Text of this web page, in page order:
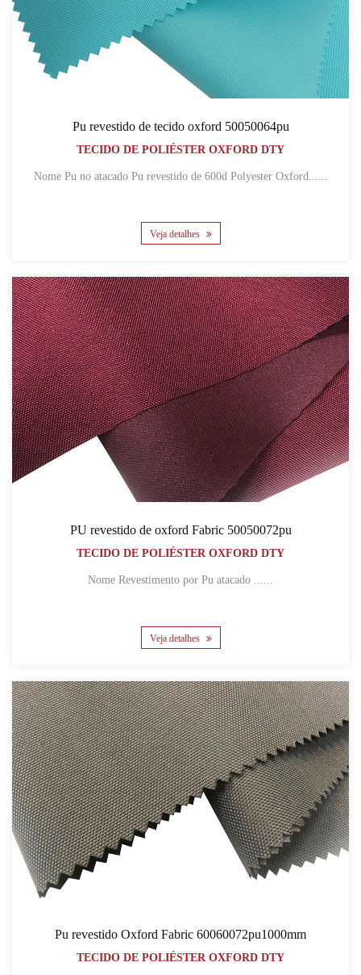
Pu revestido de tecido oxford 50050064pu
TECIDO DE POLIÉSTER OXFORD DTY
Nome Pu no atacado Pu revestido de 600d Polyester Oxford......
Veja detalhes
PU revestido de oxford Fabric 50050072pu
TECIDO DE POLIÉSTER OXFORD DTY
Nome Revestimento por Pu atacado ......
Veja detalhes
Pu revestido Oxford Fabric 60060072pu1000mm
TECIDO DE POLIÉSTER OXFORD DTY